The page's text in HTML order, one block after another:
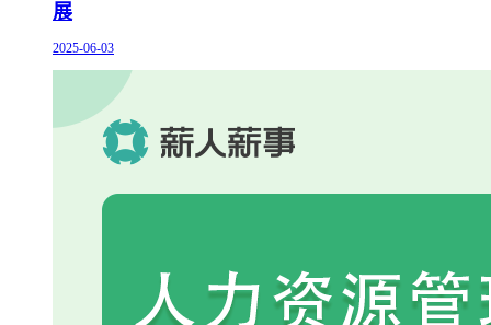
展
2025-06-03